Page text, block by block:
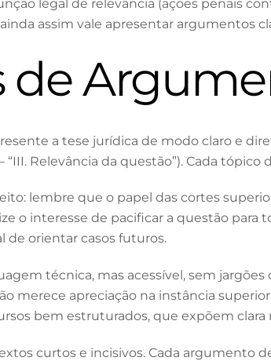
legal de relevância (ações penais
assim vale apresentar argumentos
de
a tese jurídica de modo claro e
“III. Relevância da questão”). Cada
lembre que o papel das cortes
o interesse de pacificar a questão
de orientar casos futuros.
técnica, mas acessível, sem
merece apreciação na instância
bem estruturados, que expõem
curtos e incisivos. Cada argumento